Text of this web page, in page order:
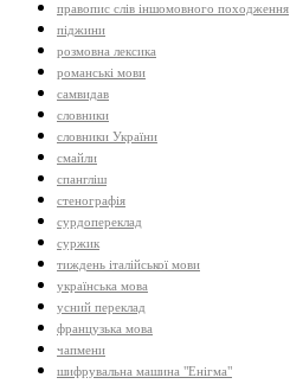
правопис слів іншомовного походження
піджини
розмовна лексика
романські мови
самвидав
словники
словники України
смайли
спангліш
стенографія
сурдопереклад
суржик
тиждень італійської мови
українська мова
усний переклад
французька мова
чапмени
шифрувальна машина "Енігма"